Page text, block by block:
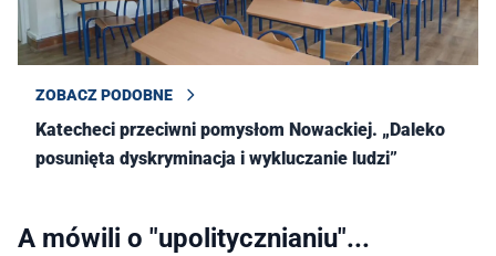
ZOBACZ PODOBNE
Katecheci przeciwni pomysłom Nowackiej. „Daleko
posunięta dyskryminacja i wykluczanie ludzi”
A mówili o "upolitycznianiu"...